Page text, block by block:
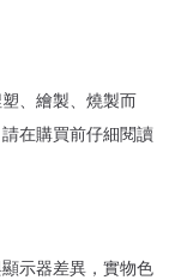
、繪製、燒製而
在購買前仔細閱讀
示器差異，實物色